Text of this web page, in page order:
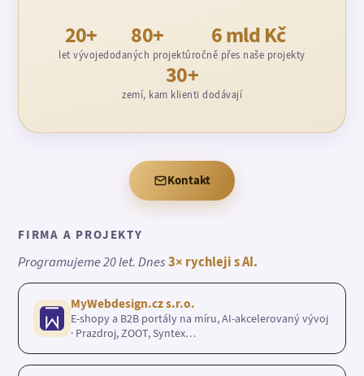
20+
let vývoje
80+
dodaných projektů
6 mld Kč
ročně přes naše projekty
30+
zemí, kam klienti dodávají
Kontakt
FIRMA A PROJEKTY
Programujeme 20 let. Dnes3× rychleji s AI.
MyWebdesign.cz s.r.o.
E-shopy a B2B portály na míru, AI-akcelerovaný vývoj
· Prazdroj, ZOOT, Syntex…